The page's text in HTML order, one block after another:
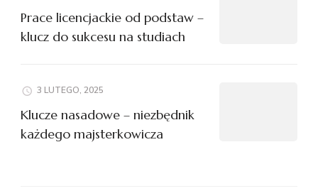
Prace licencjackie od podstaw –
klucz do sukcesu na studiach
3 LUTEGO, 2025
Klucze nasadowe – niezbędnik
każdego majsterkowicza